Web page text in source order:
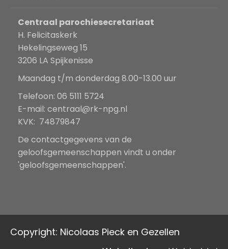
Centraal parochiesecretariaat
H. Felicitaskerk
Hekelingseweg 15
3206 LA Spijkenisse
Maandag t/m donderdag 8.00-13.00 uur
Telefoon: 06 5111 5724
E-mail: centraal@rk-npg.nl
KVK: 74879847
De contactgegevens van de
geloofsgemeenschappen vindt u onder
'geloofsgemeenschappen'.
Copyright: Nicolaas Pieck en Gezellen